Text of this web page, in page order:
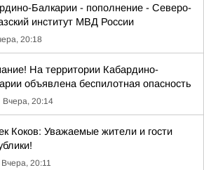
Балкарии - пополнение - Северо-
институт МВД России
20:18
На территории Кабардино-
объявлена беспилотная опасность
Вчера, 20:14
Коков: Уважаемые жители и гости
Вчера, 20:11